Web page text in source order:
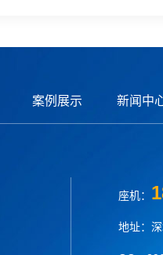
案例展示 新闻中
座机：
地址：